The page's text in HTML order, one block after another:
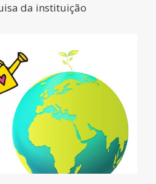
da instituição